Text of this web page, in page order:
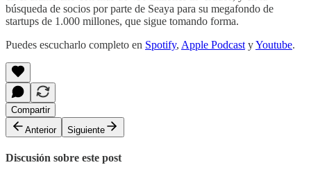
búsqueda de socios por parte de Seaya para su megafondo de
startups de 1.000 millones, que sigue tomando forma.
Puedes escucharlo completo en Spotify, Apple Podcast yYoutube.
Compartir
Anterior
Siguiente
Discusión sobre este post